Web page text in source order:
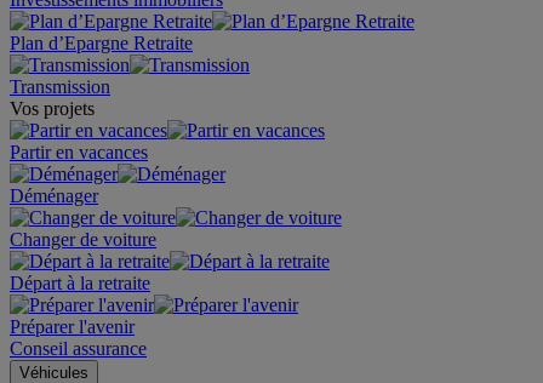
Plan d’Epargne Retraite
Transmission
Vos projets
Partir en vacances
Déménager
Changer de voiture
Départ à la retraite
Préparer l'avenir
Conseil assurance
Véhicules